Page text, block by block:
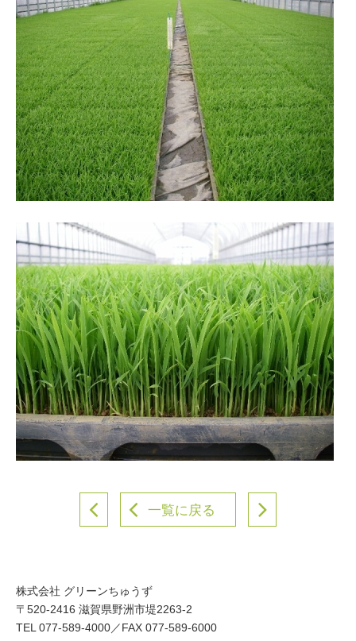
一覧に戻る
株式会社 グリーンちゅうず
〒520-2416 滋賀県野洲市堤2263-2
TEL 077-589-4000／FAX 077-589-6000